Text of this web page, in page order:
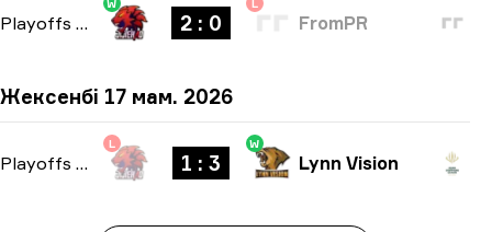
Playoffs bo3
W
2 : 0
L
FromPR
Жексенбі 17 мам. 2026
Playoffs bo5
L
1 : 3
W
Lynn Vision